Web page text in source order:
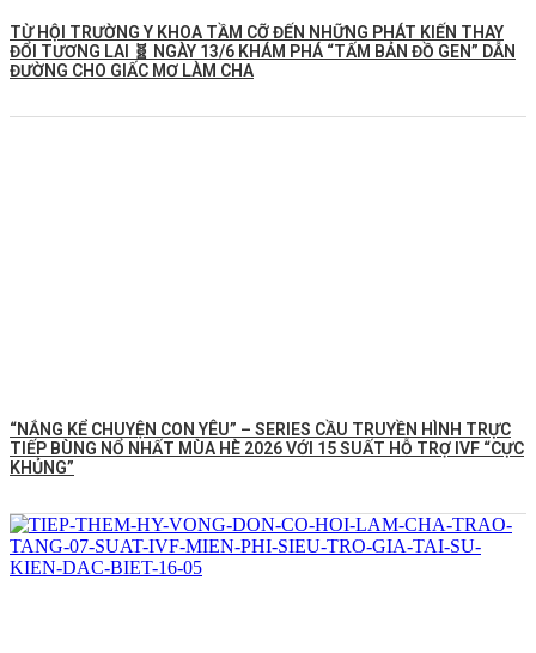
TỪ HỘI TRƯỜNG Y KHOA TẦM CỠ ĐẾN NHỮNG PHÁT KIẾN THAY
ĐỔI TƯƠNG LAI 🧬 NGÀY 13/6 KHÁM PHÁ “TẤM BẢN ĐỒ GEN” DẪN
ĐƯỜNG CHO GIẤC MƠ LÀM CHA
“NẮNG KỂ CHUYỆN CON YÊU” – SERIES CẦU TRUYỀN HÌNH TRỰC
TIẾP BÙNG NỔ NHẤT MÙA HÈ 2026 VỚI 15 SUẤT HỖ TRỢ IVF “CỰC
KHỦNG”